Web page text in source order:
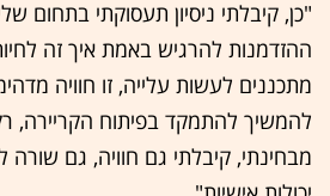
"כן, קיבלתי ניסיון תעסוקתי בתחום
ההזדמנות להרגיש באמת איך זה
מתכננים לעשות עלייה, זו חוויה
להמשיך להתמקד בפיתוח הקריירה,
מבחינתי, קיבלתי גם חוויה, גם שורה